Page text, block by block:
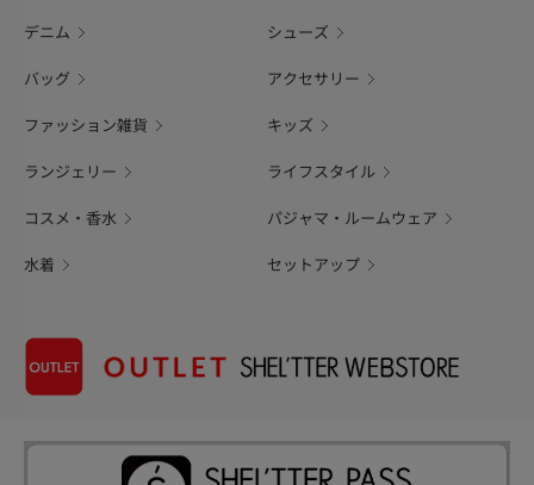
デニム シューズ
バッグ アクセサリー
ファッション雑貨 キッズ
ランジェリー ライフスタイル
コスメ・香水 パジャマ・ルームウェア
水着 セットアップ